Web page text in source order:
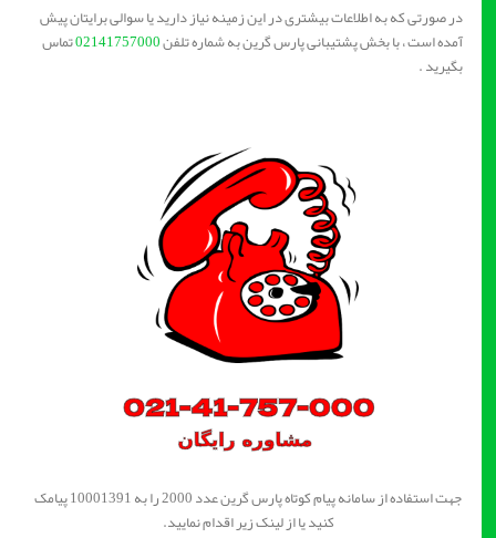
در صورتی که به اطلاعات بیشتری در این زمینه نیاز دارید یا سوالی برایتان پیش
آمده است ، با بخش پشتیبانی پارس گرین به شماره تلفن02141757000تماس
بگیرید .
جهت استفاده از سامانه پیام کوتاه پارس گرین عدد 2000 را به 10001391 پیامک
کنید یا از لینک زیر اقدام نمایید.